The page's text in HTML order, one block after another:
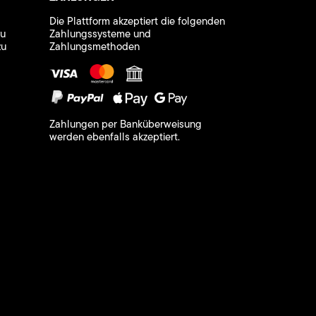
Die Plattform akzeptiert die folgenden
Zahlungssysteme und
Zahlungsmethoden
Zahlungen per Banküberweisung
werden ebenfalls akzeptiert.